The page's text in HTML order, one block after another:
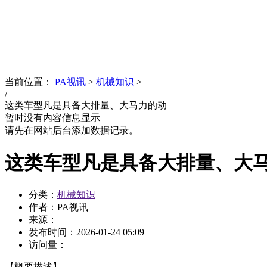
当前位置： PA视讯 > 机械知识 >
/
这类车型凡是具备大排量、大马力的动
暂时没有内容信息显示
请先在网站后台添加数据记录。
这类车型凡是具备大排量、大
分类： 机械知识
作者：PA视讯
来源：
发布时间： 2026-01-24 05:09
访问量：